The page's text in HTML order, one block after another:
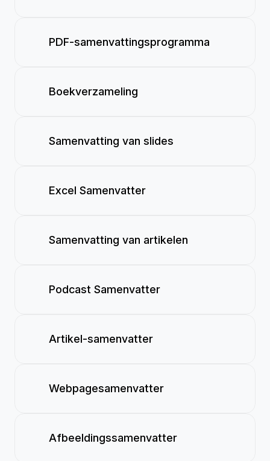
PDF-samenvattingsprogramma
Boekverzameling
Samenvatting van slides
Excel Samenvatter
Samenvatting van artikelen
Podcast Samenvatter
Artikel-samenvatter
Webpagesamenvatter
Afbeeldingssamenvatter